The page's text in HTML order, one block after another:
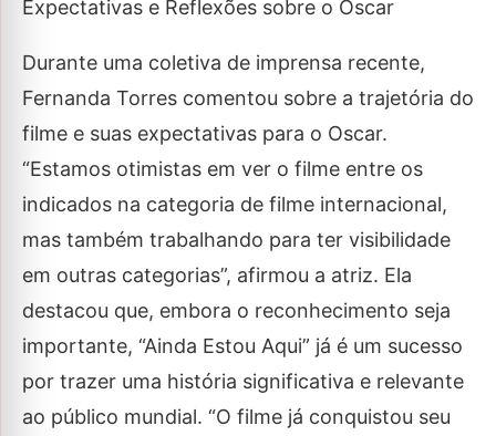
Expectativas e Reflexões sobre o Oscar
Durante uma coletiva de imprensa recente,
Fernanda Torres comentou sobre a trajetória do
filme e suas expectativas para o Oscar.
“Estamos otimistas em ver o filme entre os
indicados na categoria de filme internacional,
mas também trabalhando para ter visibilidade
em outras categorias”, afirmou a atriz. Ela
destacou que, embora o reconhecimento seja
importante, “Ainda Estou Aqui” já é um sucesso
por trazer uma história significativa e relevante
ao público mundial. “O filme já conquistou seu